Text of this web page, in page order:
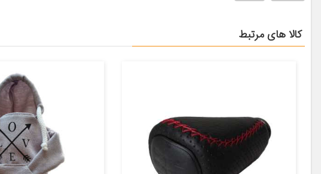
کالا های مرتبط